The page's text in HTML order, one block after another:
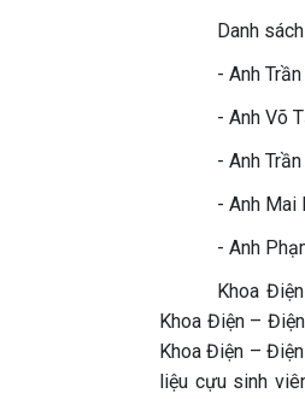
Danh
- Anh
- Anh Võ
- Anh
- Anh Mai
- Anh
Khoa
Khoa Điện –
Khoa Điện –
liệu cựu sinh